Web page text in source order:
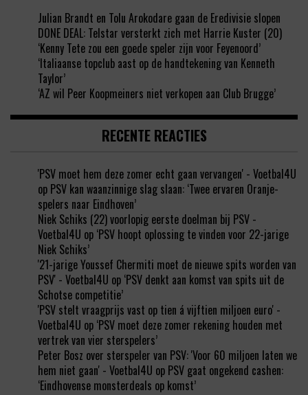
Julian Brandt en Tolu Arokodare gaan de Eredivisie slopen
DONE DEAL: Telstar versterkt zich met Harrie Kuster (20)
‘Kenny Tete zou een goede speler zijn voor Feyenoord’
‘Italiaanse topclub aast op de handtekening van Kenneth
Taylor’
‘AZ wil Peer Koopmeiners niet verkopen aan Club Brugge’
RECENTE REACTIES
'PSV moet hem deze zomer echt gaan vervangen' - Voetbal4U
op PSV kan waanzinnige slag slaan: ‘Twee ervaren Oranje-
spelers naar Eindhoven’
Niek Schiks (22) voorlopig eerste doelman bij PSV -
Voetbal4U op ‘PSV hoopt oplossing te vinden voor 22-jarige
Niek Schiks’
'21-jarige Youssef Chermiti moet de nieuwe spits worden van
PSV' - Voetbal4U op ‘PSV denkt aan komst van spits uit de
Schotse competitie’
'PSV stelt vraagprijs vast op tien á vijftien miljoen euro' -
Voetbal4U op ‘PSV moet deze zomer rekening houden met
vertrek van vier sterspelers’
Peter Bosz over sterspeler van PSV: 'Voor 60 miljoen laten we
hem niet gaan' - Voetbal4U op PSV gaat ongekend cashen:
‘Eindhovense monsterdeals op komst’